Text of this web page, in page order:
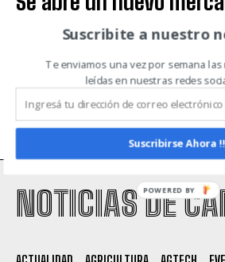
Argentina exportará
NOTICIAS DE
Suscribite a nuestro
Te enviamos una vez por semana las
leídas en nuestras redes
Suscribirse Ahora
POWERED BY